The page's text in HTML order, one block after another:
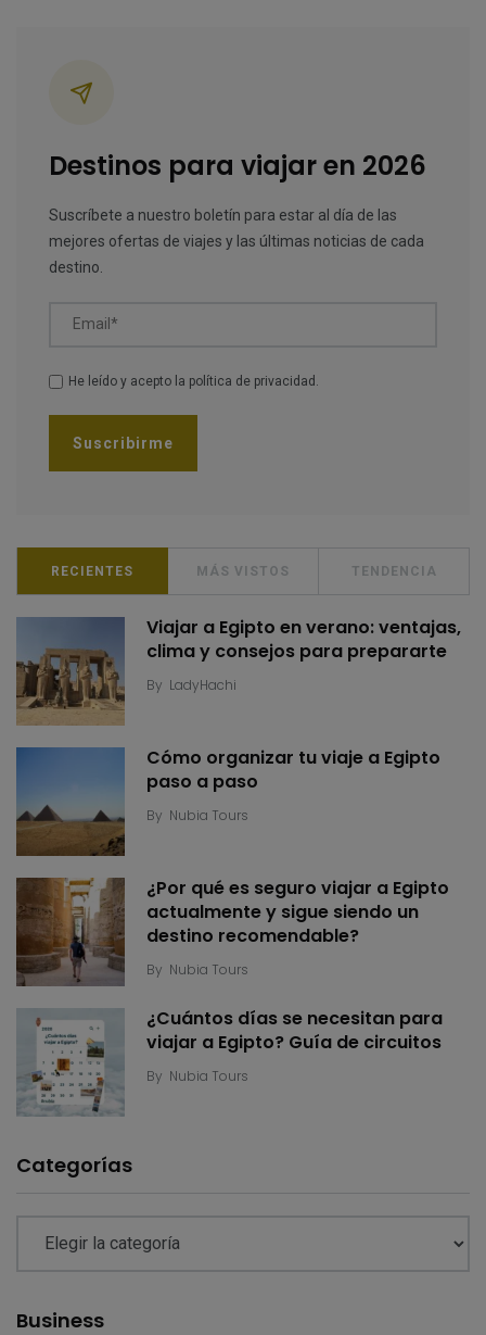
Destinos para viajar en 2026
Suscríbete a nuestro boletín para estar al día de las
mejores ofertas de viajes y las últimas noticias de cada
destino.
Email*
He leído y acepto la política de privacidad
RECIENTES MÁS VISTOS TENDENCIA
Viajar a Egipto en verano: ventajas,
clima y consejos para prepararte
By LadyHachi
Cómo organizar tu viaje a Egipto
paso a paso
By Nubia Tours
¿Por qué es seguro viajar a Egipto
actualmente y sigue siendo un
destino recomendable?
By Nubia Tours
¿Cuántos días se necesitan para
viajar a Egipto? Guía de circuitos
By Nubia Tours
Categorías
Business